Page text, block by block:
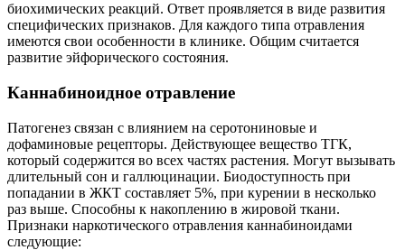
биохимических реакций. Ответ проявляется в виде развития
специфических признаков. Для каждого типа отравления
имеются свои особенности в клинике. Общим считается
развитие эйфорического состояния.
Каннабиноидное отравление
Патогенез связан с влиянием на серотониновые и
дофаминовые рецепторы. Действующее вещество ТГК,
который содержится во всех частях растения. Могут вызывать
длительный сон и галлюцинации. Биодоступность при
попадании в ЖКТ составляет 5%, при курении в несколько
раз выше. Способны к накоплению в жировой ткани.
Признаки наркотического отравления каннабиноидами
следующие: